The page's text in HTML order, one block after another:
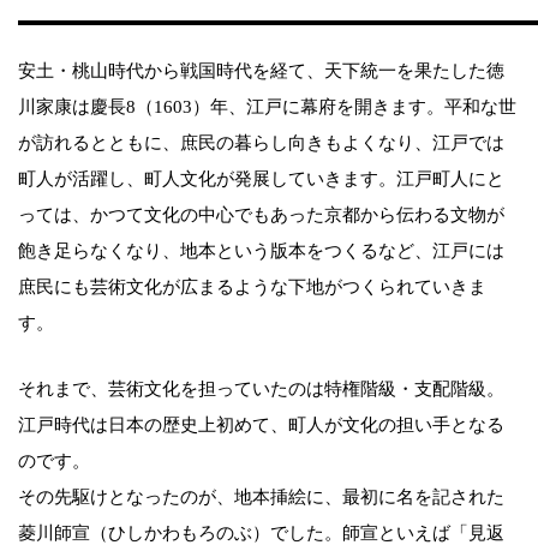
安土・桃山時代から戦国時代を経て、天下統一を果たした徳
川家康は慶長8（1603）年、江戸に幕府を開きます。平和な世
が訪れるとともに、庶民の暮らし向きもよくなり、江戸では
町人が活躍し、町人文化が発展していきます。江戸町人にと
っては、かつて文化の中心でもあった京都から伝わる文物が
飽き足らなくなり、地本という版本をつくるなど、江戸には
庶民にも芸術文化が広まるような下地がつくられていきま
す。
それまで、芸術文化を担っていたのは特権階級・支配階級。
江戸時代は日本の歴史上初めて、町人が文化の担い手となる
のです。
その先駆けとなったのが、地本挿絵に、最初に名を記された
菱川師宣（ひしかわもろのぶ）でした。師宣といえば「見返